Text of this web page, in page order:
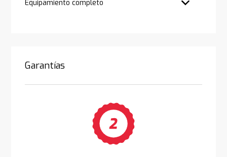
Equipamiento completo
Garantías